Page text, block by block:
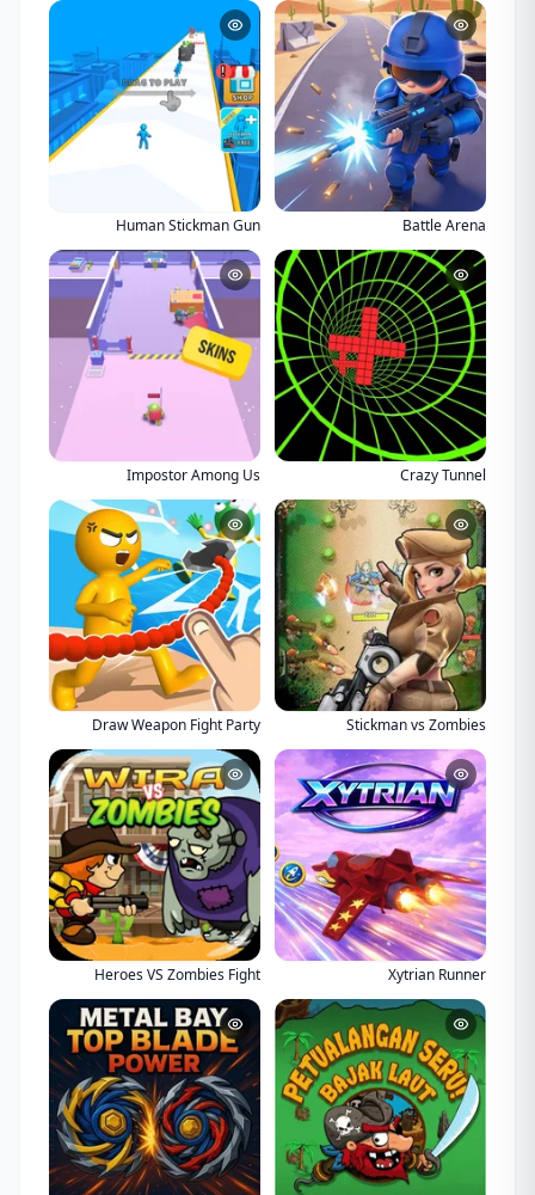
Battle Arena
Human Stickman Gun
Crazy Tunnel
Impostor Among Us
Stickman vs Zombies
Draw Weapon Fight Party
Xytrian Runner
Heroes VS Zombies Fight